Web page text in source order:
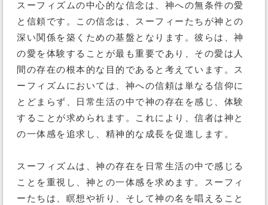
スーフィズムの中心的な信念は、神への無条件の愛
と信頼です。この信念は、スーフィーたちが神との
深い関係を築くための基盤となります。彼らは、神
の愛を体験することが最も重要であり、その愛は人
間の存在の根本的な目的であると考えています。ス
ーフィズムにおいては、神への信頼は単なる信仰に
とどまらず、日常生活の中で神の存在を感じ、体験
することが求められます。これにより、信者は神と
の一体感を追求し、精神的な成長を促進します。
スーフィズムは、神の存在を日常生活の中で感じる
ことを重視し、神との一体感を求めます。スーフィ
ーたちは、瞑想や祈り、そして神の名を唱えること